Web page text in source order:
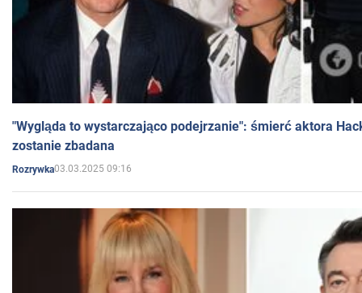
"Wygląda to wystarczająco podejrzanie": śmierć aktora
zostanie zbadana
Rozrywka03.03.2025 09:16